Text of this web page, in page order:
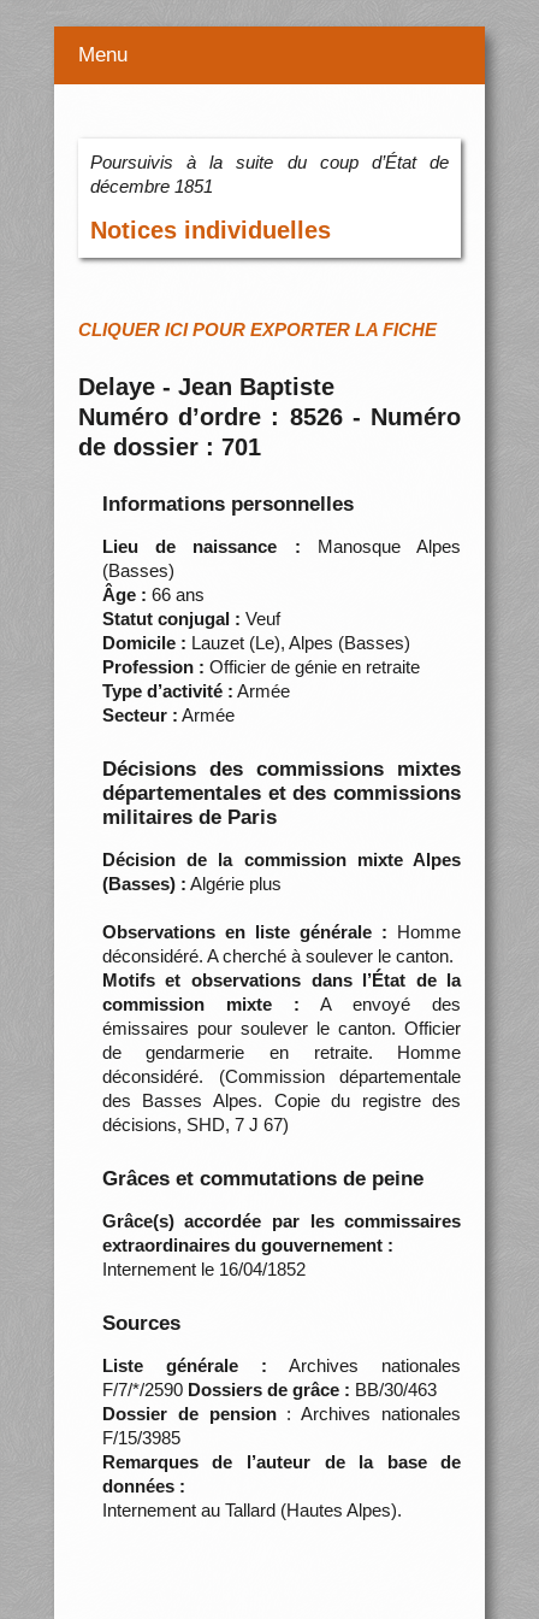
Menu
Poursuivis à la suite du coup d’État de
décembre 1851
Notices individuelles
CLIQUER ICI POUR EXPORTER LA FICHE
Delaye - Jean Baptiste
Numéro d’ordre : 8526 - Numéro
de dossier : 701
Informations personnelles
Lieu de naissance : Manosque Alpes
(Basses)
Âge : 66 ans
Statut conjugal : Veuf
Domicile : Lauzet (Le), Alpes (Basses)
Profession : Officier de génie en retraite
Type d’activité : Armée
Secteur : Armée
Décisions des commissions mixtes
départementales et des commissions
militaires de Paris
Décision de la commission mixte Alpes
(Basses) : Algérie plus
Observations en liste générale : Homme
déconsidéré. A cherché à soulever le canton.
Motifs et observations dans l’État de la
commission mixte : A envoyé des
émissaires pour soulever le canton. Officier
de gendarmerie en retraite. Homme
déconsidéré. (Commission départementale
des Basses Alpes. Copie du registre des
décisions, SHD, 7 J 67)
Grâces et commutations de peine
Grâce(s) accordée par les commissaires
extraordinaires du gouvernement :
Internement le 16/04/1852
Sources
Liste générale : Archives nationales
F/7/*/2590 Dossiers de grâce : BB/30/463
Dossier de pension: Archives nationales
F/15/3985
Remarques de l’auteur de la base de
données :
Internement au Tallard (Hautes Alpes).